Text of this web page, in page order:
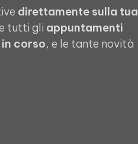
direttamente sulla tua
tutti gli appuntamenti
corso, e le tante novità